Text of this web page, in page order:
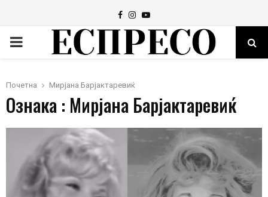
Facebook
Instagram
Youtube
PRIMARY
Почетна Мирјана Барјактаревиќ
Ознака : Мирјана Барјактаревиќ